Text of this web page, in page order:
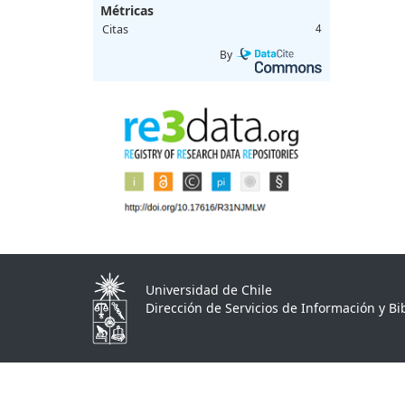
Métricas
Citas 4
By
Universidad de Chile
Dirección de Servicios de Información y